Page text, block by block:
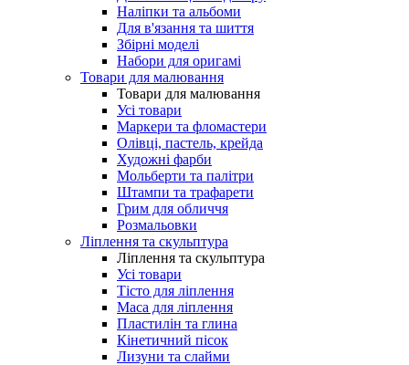
Наліпки та альбоми
Для в'язання та шиття
Збірні моделі
Набори для оригамі
Товари для малювання
Товари для малювання
Усі товари
Маркери та фломастери
Олівці, пастель, крейда
Художні фарби
Мольберти та палітри
Штампи та трафарети
Грим для обличчя
Розмальовки
Ліплення та скульптура
Ліплення та скульптура
Усі товари
Тісто для ліплення
Маса для ліплення
Пластилін та глина
Кінетичний пісок
Лизуни та слайми